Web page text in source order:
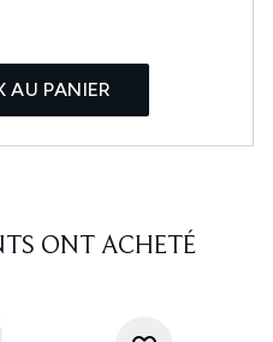
AU PANIER
ONT ACHETÉ